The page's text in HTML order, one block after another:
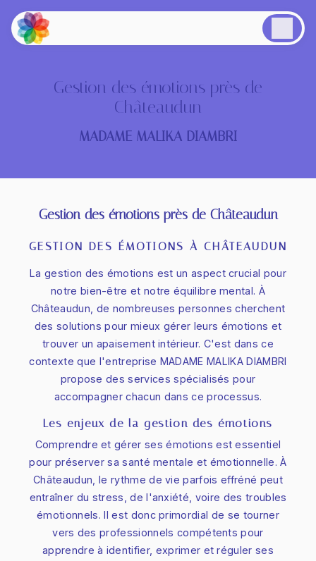
Gestion des émotions près de
Châteaudun
MADAME MALIKA DIAMBRI
Gestion des émotions près de Châteaudun
GESTION DES ÉMOTIONS À CHÂTEAUDUN
La gestion des émotions est un aspect crucial pour
notre bien-être et notre équilibre mental. À
Châteaudun, de nombreuses personnes cherchent
des solutions pour mieux gérer leurs émotions et
trouver un apaisement intérieur. C'est dans ce
contexte que l'entreprise MADAME MALIKA DIAMBRI
propose des services spécialisés pour
accompagner chacun dans ce processus.
Les enjeux de la gestion des émotions
Comprendre et gérer ses émotions est essentiel
pour préserver sa santé mentale et émotionnelle. À
Châteaudun, le rythme de vie parfois effréné peut
entraîner du stress, de l'anxiété, voire des troubles
émotionnels. Il est donc primordial de se tourner
vers des professionnels compétents pour
apprendre à identifier, exprimer et réguler ses